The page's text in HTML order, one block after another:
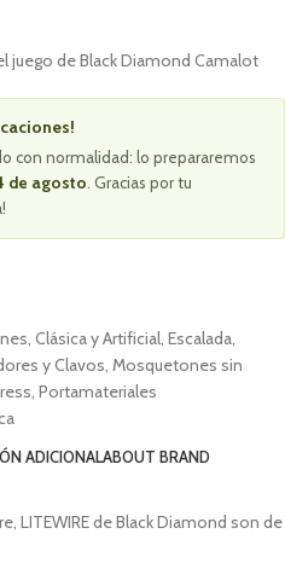
juego de Black Diamond Camalot
con normalidad: lo prepararemos
de agosto . Gracias por tu
, Clásica y Artificial, Escalada,
y Clavos, Mosquetones sin
, Portamateriales
ADICIONALABOUT BRAND
LITEWIRE de Black Diamond son de